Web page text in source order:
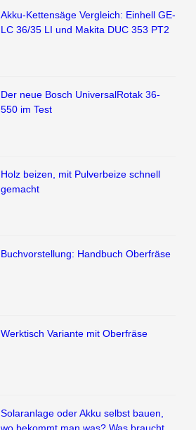
Akku-Kettensäge Vergleich: Einhell GE-
LC 36/35 LI und Makita DUC 353 PT2
Der neue Bosch UniversalRotak 36-
550 im Test
Holz beizen, mit Pulverbeize schnell
gemacht
Buchvorstellung: Handbuch Oberfräse
Werktisch Variante mit Oberfräse
Solaranlage oder Akku selbst bauen,